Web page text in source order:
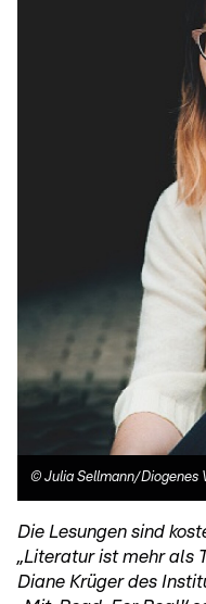
© Julia Sellmann/Diogenes
Die Lesungen sind
„Literatur ist mehr als
Diane Krüger des